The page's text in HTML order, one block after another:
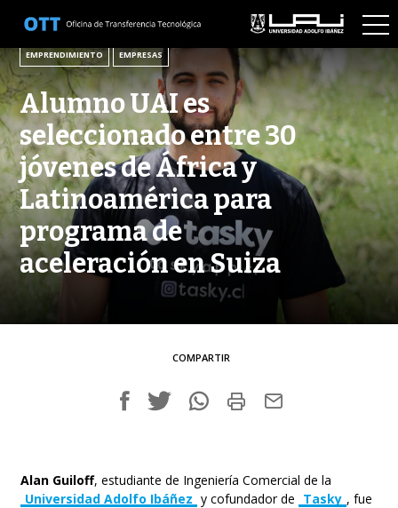
27 DE NOVIEMBRE DE 2025
EMPRENDIMIENTO EMPRESAS
Alumno UAI es
seleccionado entre 30
jóvenes de África y
Latinoamérica para
programa de
aceleración en Suiza
COMPARTIR
Alan Guiloff, estudiante de Ingeniería Comercial de la
Universidad Adolfo Ibáñez y cofundador de Tasky , fue